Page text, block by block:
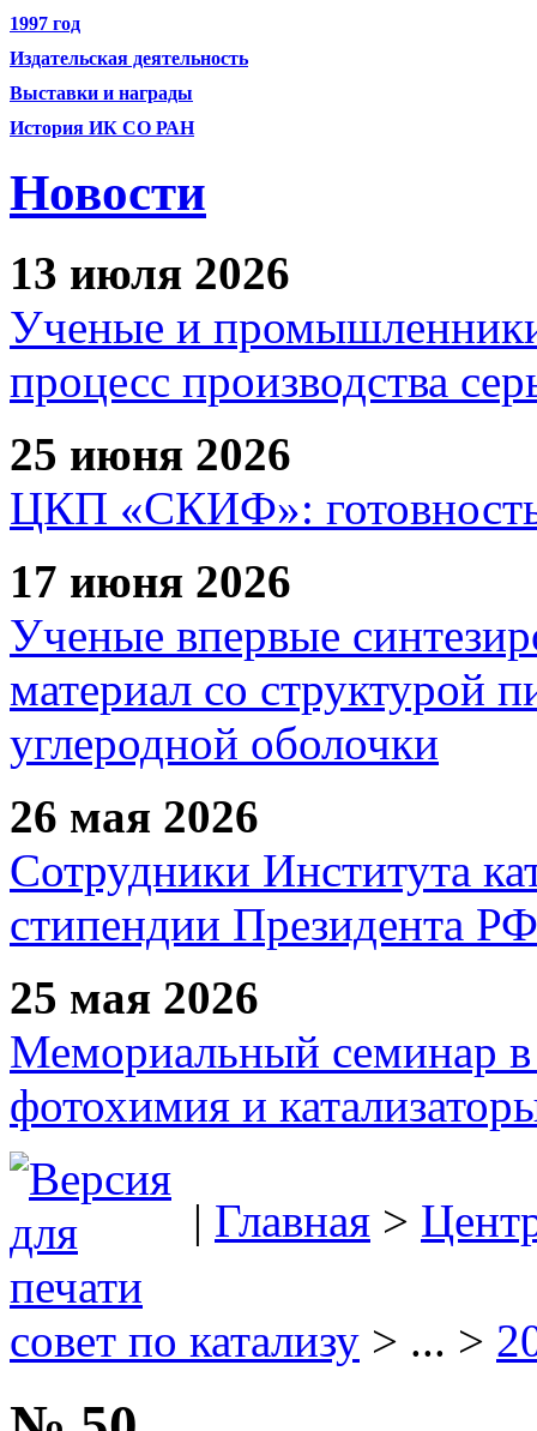
1997 год
Издательская деятельность
Выставки и награды
История ИК СО РАН
Новости
13 июля 2026
Ученые и
процесс производства
25 июня 2026
ЦКП «СКИФ»: готовность
17 июня 2026
Ученые впервые
материал со структурой
углеродной оболочки
26 мая 2026
Сотрудники Института
стипендии Президента РФ
25 мая 2026
Мемориальный семинар в
фотохимия и
| Главная >
совет по катализу > ... >